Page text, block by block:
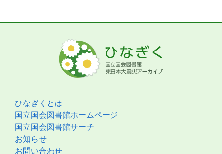
ひなぎくとは
国立国会図書館ホームページ
国立国会図書館サーチ
お知らせ
お問い合わせ